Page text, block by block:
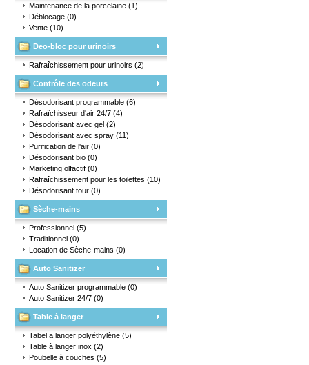
Maintenance de la porcelaine (1)
Déblocage (0)
Vente (10)
Deo-bloc pour urinoirs
Rafraîchissement pour urinoirs (2)
Contrôle des odeurs
Désodorisant programmable (6)
Rafraîchisseur d'air 24/7 (4)
Désodorisant avec gel (2)
Désodorisant avec spray (11)
Purification de l'air (0)
Désodorisant bio (0)
Marketing olfactif (0)
Rafraîchissement pour les toilettes (10)
Désodorisant tour (0)
Sèche-mains
Professionnel (5)
Traditionnel (0)
Location de Sèche-mains (0)
Auto Sanitizer
Auto Sanitizer programmable (0)
Auto Sanitizer 24/7 (0)
Table à langer
Tabel a langer polyéthylène (5)
Table à langer inox (2)
Poubelle à couches (5)